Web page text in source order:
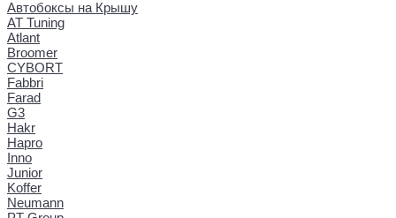
Автобоксы на Крышу
AT Tuning
Atlant
Broomer
CYBORT
Fabbri
Farad
G3
Hakr
Hapro
Inno
Junior
Koffer
Neumann